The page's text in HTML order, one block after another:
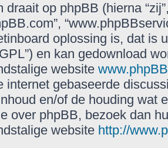
draait op phpBB (hierna
oplossing is, dat is
en kan gedownload
website
internet gebaseerde
en/of de houding wat
over phpBB, bezoek dan
website http://